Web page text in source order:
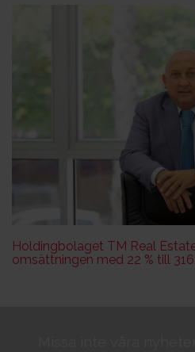
Holdingbolaget TM Real
omsättningen med 22 % till